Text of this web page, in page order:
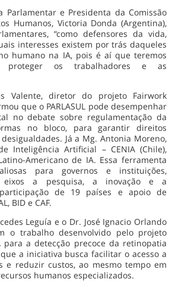
Parlamentar e Presidenta da Comissão
Humanos, Victoria Donda (Argentina),
“como defensores da vida,
interesses existem por trás daqueles
humano na IA, pois é aí que teremos
os trabalhadores e as
Valente, diretor do projeto Fairwork
que o PARLASUL pode desempenhar
no debate sobre regulamentação da
no bloco, para garantir direitos
Já a Mg. Antonia Moreno,
Inteligência Artificial – CENIA (Chile),
Americano de IA. Essa ferramenta
para governos e instituições,
eixos a pesquisa, a inovação e a
de 19 países e apoio de
BID e CAF.
Leguía e o Dr. José Ignacio Orlando
o trabalho desenvolvido pelo projeto
para a detecção precoce da retinopatia
a iniciativa busca facilitar o acesso a
e reduzir custos, ao mesmo tempo em
humanos especializados.